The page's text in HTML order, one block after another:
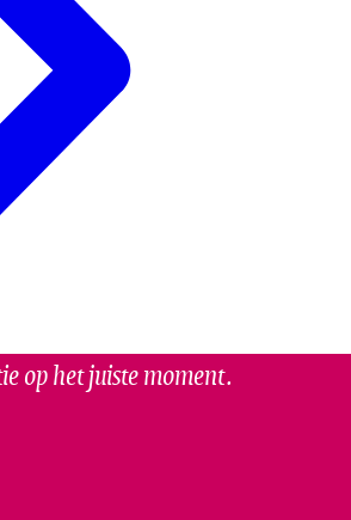
op het juiste moment.